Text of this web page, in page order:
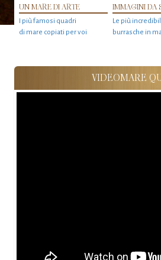
UN MARE DI ARTE
I più famosi quadri
di mare copiati per voi
IMMAGINI DA
Le più
burrasche in
VIDEOMARE